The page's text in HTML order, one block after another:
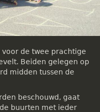
de twee prachtige
Beiden gelegen op
midden tussen de
beschouwd, gaat
buurten met ieder